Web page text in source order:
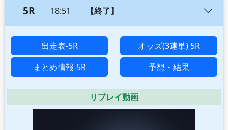
5R 18:51 【終了】
出走表-5R
オッズ(3連単) 5R
まとめ情報-5R
予想・結果
リプレイ動画